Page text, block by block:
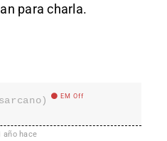
para charla.
EM Off
año hace